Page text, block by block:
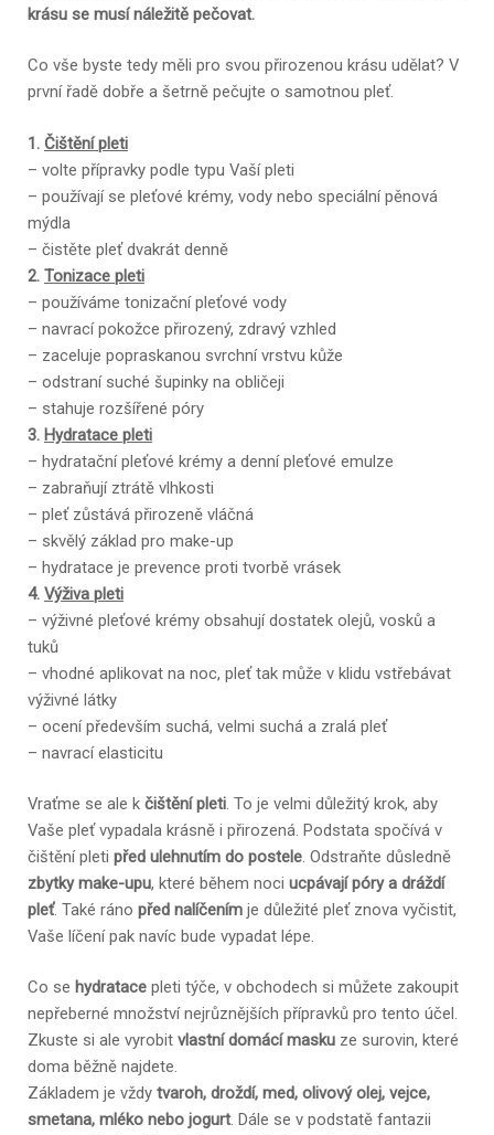
krásu se musí náležitě pečovat.
Co vše byste tedy měli pro svou přirozenou krásu udělat? V
první řadě dobře a šetrně pečujte o samotnou pleť.
1. Čištění pleti
– volte přípravky podle typu Vaší pleti
– používají se pleťové krémy, vody nebo speciální pěnová
mýdla
– čistěte pleť dvakrát denně
2. Tonizace pleti
– používáme tonizační pleťové vody
– navrací pokožce přirozený, zdravý vzhled
– zaceluje popraskanou svrchní vrstvu kůže
– odstraní suché šupinky na obličeji
– stahuje rozšířené póry
3. Hydratace pleti
– hydratační pleťové krémy a denní pleťové emulze
– zabraňují ztrátě vlhkosti
– pleť zůstává přirozeně vláčná
– skvělý základ pro make-up
– hydratace je prevence proti tvorbě vrásek
4. Výživa pleti
– výživné pleťové krémy obsahují dostatek olejů, vosků a
tuků
– vhodné aplikovat na noc, pleť tak může v klidu vstřebávat
výživné látky
– ocení především suchá, velmi suchá a zralá pleť
– navrací elasticitu
Vraťme se ale k čištění pleti. To je velmi důležitý krok, aby
Vaše pleť vypadala krásně i přirozená. Podstata spočívá v
čištění pleti před ulehnutím do postele. Odstraňte důsledně
zbytky make-upu, které během noci ucpávají póry a dráždí
pleť. Také ráno před nalíčením je důležité pleť znova vyčistit,
Vaše líčení pak navíc bude vypadat lépe.
Co se hydratace pleti týče, v obchodech si můžete zakoupit
nepřeberné množství nejrůznějších přípravků pro tento účel.
Zkuste si ale vyrobit vlastní domácí masku ze surovin, které
doma běžně najdete.
Základem je vždy tvaroh, droždí, med, olivový olej, vejce,
smetana, mléko nebo jogurt. Dále se v podstatě fantazii